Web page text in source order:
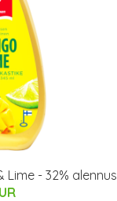
- 32% alennus